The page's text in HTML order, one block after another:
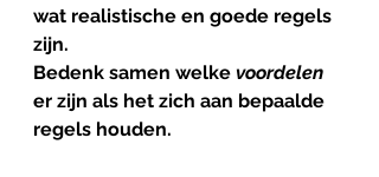
wat realistische en goede regels
zijn.
Bedenk samen welke voordelen
er zijn als het zich aan bepaalde
regels houden.